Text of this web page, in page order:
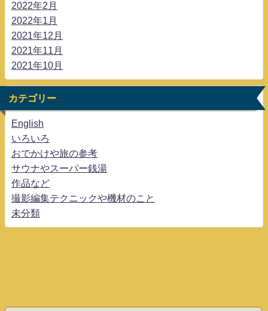
2022年2月
2022年1月
2021年12月
2021年11月
2021年10月
カテゴリー
English
いろいろ
おでかけや旅の参考
サウナやスーパー銭湯
作品など
撮影編集テクニックや機材のこと
未分類